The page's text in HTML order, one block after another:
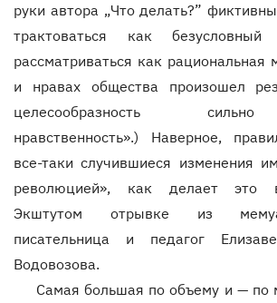
руки автора „Что делать?”
трактоваться как
рассматриваться как рациональная
и нравах общества произошел
целесообразность
нравственность».) Наверное,
все-таки случившиеся изменения
революцией», как делает это
Экштутом отрывке из
писательница и педагог
Водовозова.
Самая большая по объему и —